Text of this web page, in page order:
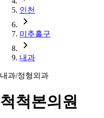
인천
미추홀구
내과
내과/정형외과
척척본의원